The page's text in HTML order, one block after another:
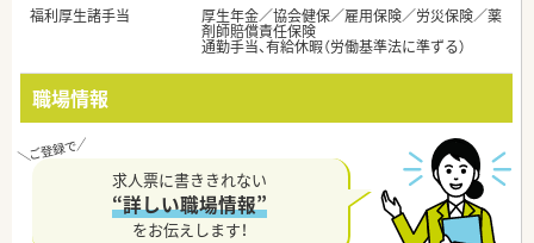
福利厚生諸手当
厚生年金／協会健保／雇用保険／労災保険／薬
剤師賠償責任保険
通勤手当、有給休暇（労働基準法に準ずる）
職場情報
求人票に書ききれない
“詳しい職場情報”
をお伝えします！